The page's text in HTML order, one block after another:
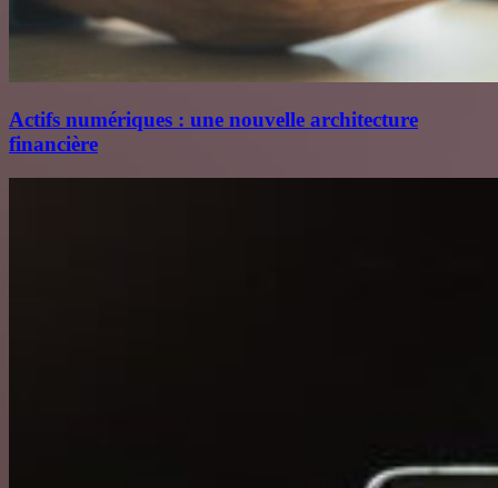
Actifs numériques : une nouvelle architecture
financière